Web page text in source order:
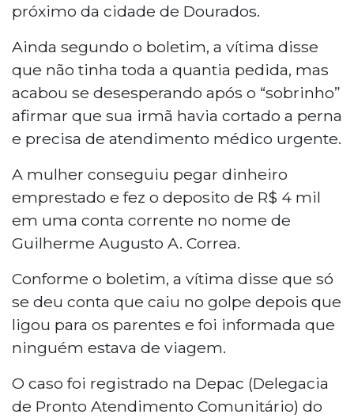
próximo da cidade de Dourados.
Ainda segundo o boletim, a vítima disse
que não tinha toda a quantia pedida, mas
acabou se desesperando após o “sobrinho”
afirmar que sua irmã havia cortado a perna
e precisa de atendimento médico urgente.
A mulher conseguiu pegar dinheiro
emprestado e fez o deposito de R$ 4 mil
em uma conta corrente no nome de
Guilherme Augusto A. Correa.
Conforme o boletim, a vítima disse que só
se deu conta que caiu no golpe depois que
ligou para os parentes e foi informada que
ninguém estava de viagem.
O caso foi registrado na Depac (Delegacia
de Pronto Atendimento Comunitário) do